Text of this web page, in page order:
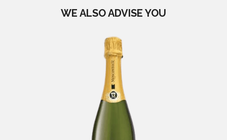
WE ALSO ADVISE YOU
Vouvray De Moncontour
-
Loire et Touraine